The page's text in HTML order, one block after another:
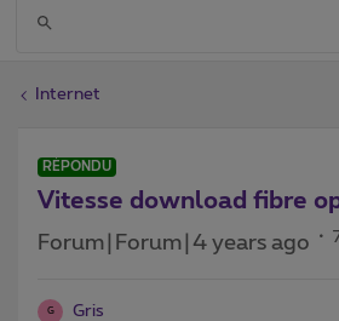
Internet
RÉPONDU
Vitesse download fibre
Forum|Forum|4 years ago
G Gris